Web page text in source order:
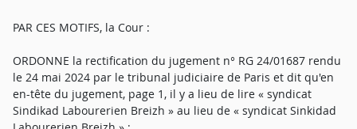
PAR CES MOTIFS, la Cour :
ORDONNE la rectification du jugement n° RG 24/01687 rendu
le 24 mai 2024 par le tribunal judiciaire de Paris et dit qu'en
en-tête du jugement, page 1, il y a lieu de lire « syndicat
Sindikad Labourerien Breizh » au lieu de « syndicat Sinkidad